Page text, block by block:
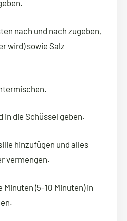
nach und nach zugeben,
wird) sowie Salz
in die Schüssel geben.
hinzufügen und alles
vermengen.
Minuten (5-10 Minuten) in